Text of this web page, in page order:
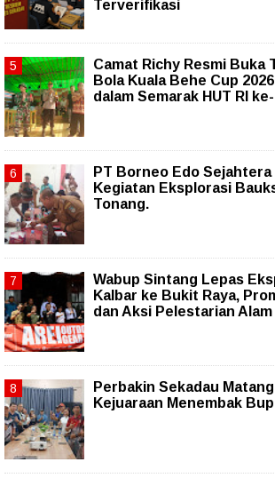
Terverifikasi
Camat Richy Resmi Buka
Bola Kuala Behe Cup
dalam Semarak HUT RI
PT Borneo Edo
Kegiatan Eksplorasi
Tonang.
Wabup Sintang Lepas
Kalbar ke Bukit Raya,
dan Aksi Pelestarian Alam
Perbakin Sekadau
Kejuaraan Menembak